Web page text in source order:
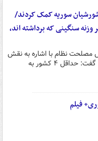
به شورشیان سوریه کمک کردند/
وزنه‌ سنگینی که برداشته اند،
نظام با اشاره به نقش
آمریکا و رژیم صهیونیستی در تحولات سوریه گفت: حداقل ۴ کشور به
فیلم